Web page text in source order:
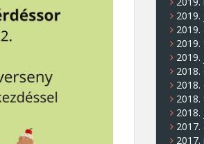
2019.
2019.